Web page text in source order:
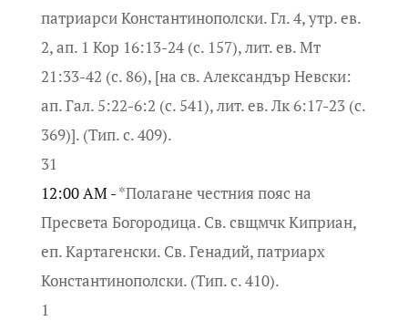
патриарси Константинополски. Гл. 4, утр. ев.
2, ап. 1 Кор 16:13-24 (с. 157), лит. ев. Мт
21:33-42 (с. 86), [на св. Александър Невски:
ап. Гал. 5:22-6:2 (с. 541), лит. ев. Лк 6:17-23 (с.
369)]. (Тип. с. 409).
31
12:00 AM -*Полагане честния пояс на
Пресвета Богородица. Св. свщмчк Киприан,
еп. Картагенски. Св. Генадий, патриарх
Константинополски. (Тип. с. 410).
1